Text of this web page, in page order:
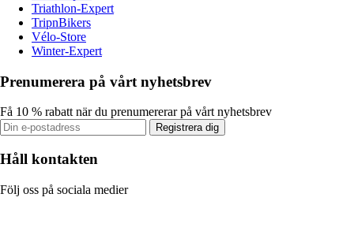
Triathlon-Expert
TripnBikers
Vélo-Store
Winter-Expert
Prenumerera på vårt nyhetsbrev
Få 10 % rabatt när du prenumererar på vårt nyhetsbrev
Registrera dig
Håll kontakten
Följ oss på sociala medier